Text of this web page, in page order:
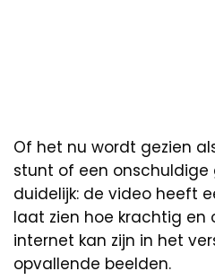
Of het nu wordt gezien
stunt of een onschuldige
duidelijk: de video heeft
laat zien hoe krachtig en
internet kan zijn in het
opvallende beelden.